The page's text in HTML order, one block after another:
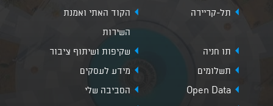
תל-קריירה
הקוד האתי ואמנת
השירות
תו חניה
שקיפות ושיתוף ציבור
תשלומים
מידע לעסקים
Open Data
הסביבה שלי